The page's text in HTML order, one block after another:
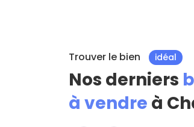
Trouver le bien idéal
Nos derniers
à vendre à